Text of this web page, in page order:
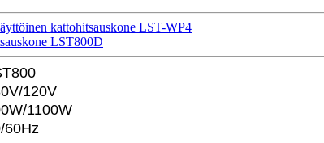
kattohitsauskone LST-WP4
LST800D
120V
1100W
60Hz